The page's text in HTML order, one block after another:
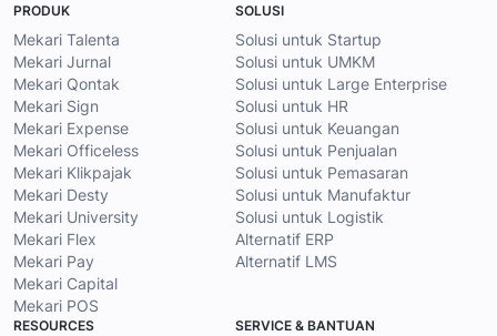
PRODUK
Mekari Talenta
Mekari Jurnal
Mekari Qontak
Mekari Sign
Mekari Expense
Mekari Officeless
Mekari Klikpajak
Mekari Desty
Mekari University
Mekari Flex
Mekari Pay
Mekari Capital
Mekari POS
SOLUSI
Solusi untuk Startup
Solusi untuk UMKM
Solusi untuk Large Enterprise
Solusi untuk HR
Solusi untuk Keuangan
Solusi untuk Penjualan
Solusi untuk Pemasaran
Solusi untuk Manufaktur
Solusi untuk Logistik
Alternatif ERP
Alternatif LMS
RESOURCES SERVICE & BANTUAN